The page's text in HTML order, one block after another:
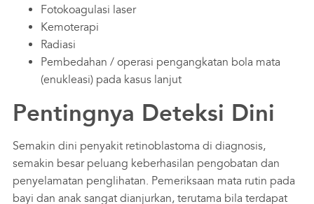
Fotokoagulasi laser
Kemoterapi
Radiasi
Pembedahan / operasi pengangkatan bola mata
(enukleasi) pada kasus lanjut
Pentingnya Deteksi Dini
Semakin dini penyakit retinoblastoma di diagnosis,
semakin besar peluang keberhasilan pengobatan dan
penyelamatan penglihatan. Pemeriksaan mata rutin pada
bayi dan anak sangat dianjurkan, terutama bila terdapat